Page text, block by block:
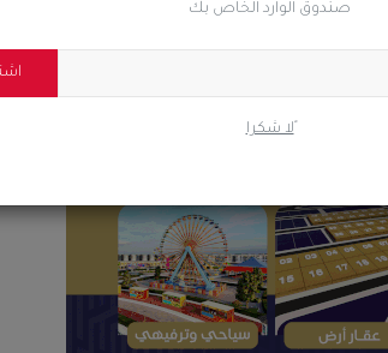
صندوق الوارد الخاص بك
ًلا شكرا